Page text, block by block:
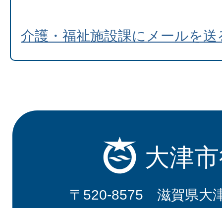
介護・福祉施設課にメールを送
大津
〒520-8575 滋賀県大